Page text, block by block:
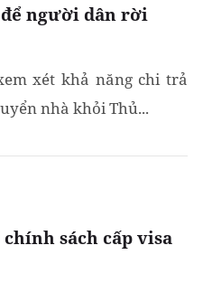
người dân rời
xét khả năng chi trả
nhà khỏi Thủ...
sách cấp visa